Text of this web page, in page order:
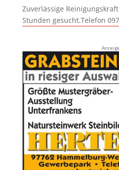
Zuverlässige
Stunden gesucht.Telefon
Anzeige